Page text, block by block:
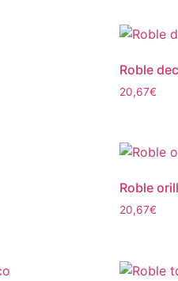
Roble
20,67€
Roble
20,67€